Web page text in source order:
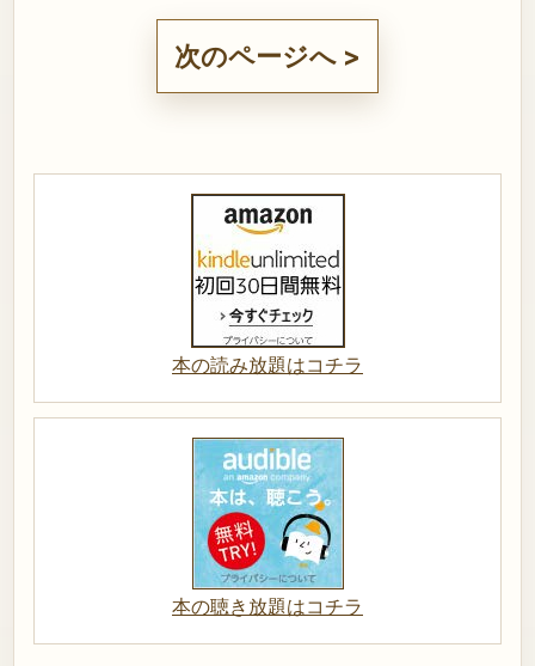
次のページへ >
本の読み放題はコチラ
本の聴き放題はコチラ